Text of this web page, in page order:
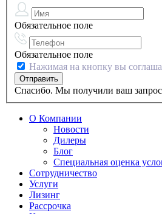
Обязательное поле
Обязательное поле
Нажимая на кнопку вы
Спасибо. Мы получили ваш
О Компании
Новости
Дилеры
Блог
Специальная оценка
Сотрудничество
Услуги
Лизинг
Рассрочка